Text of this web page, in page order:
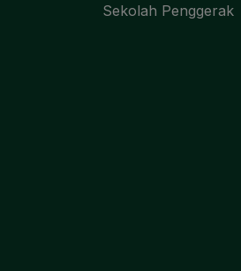
Sekolah Penggerak